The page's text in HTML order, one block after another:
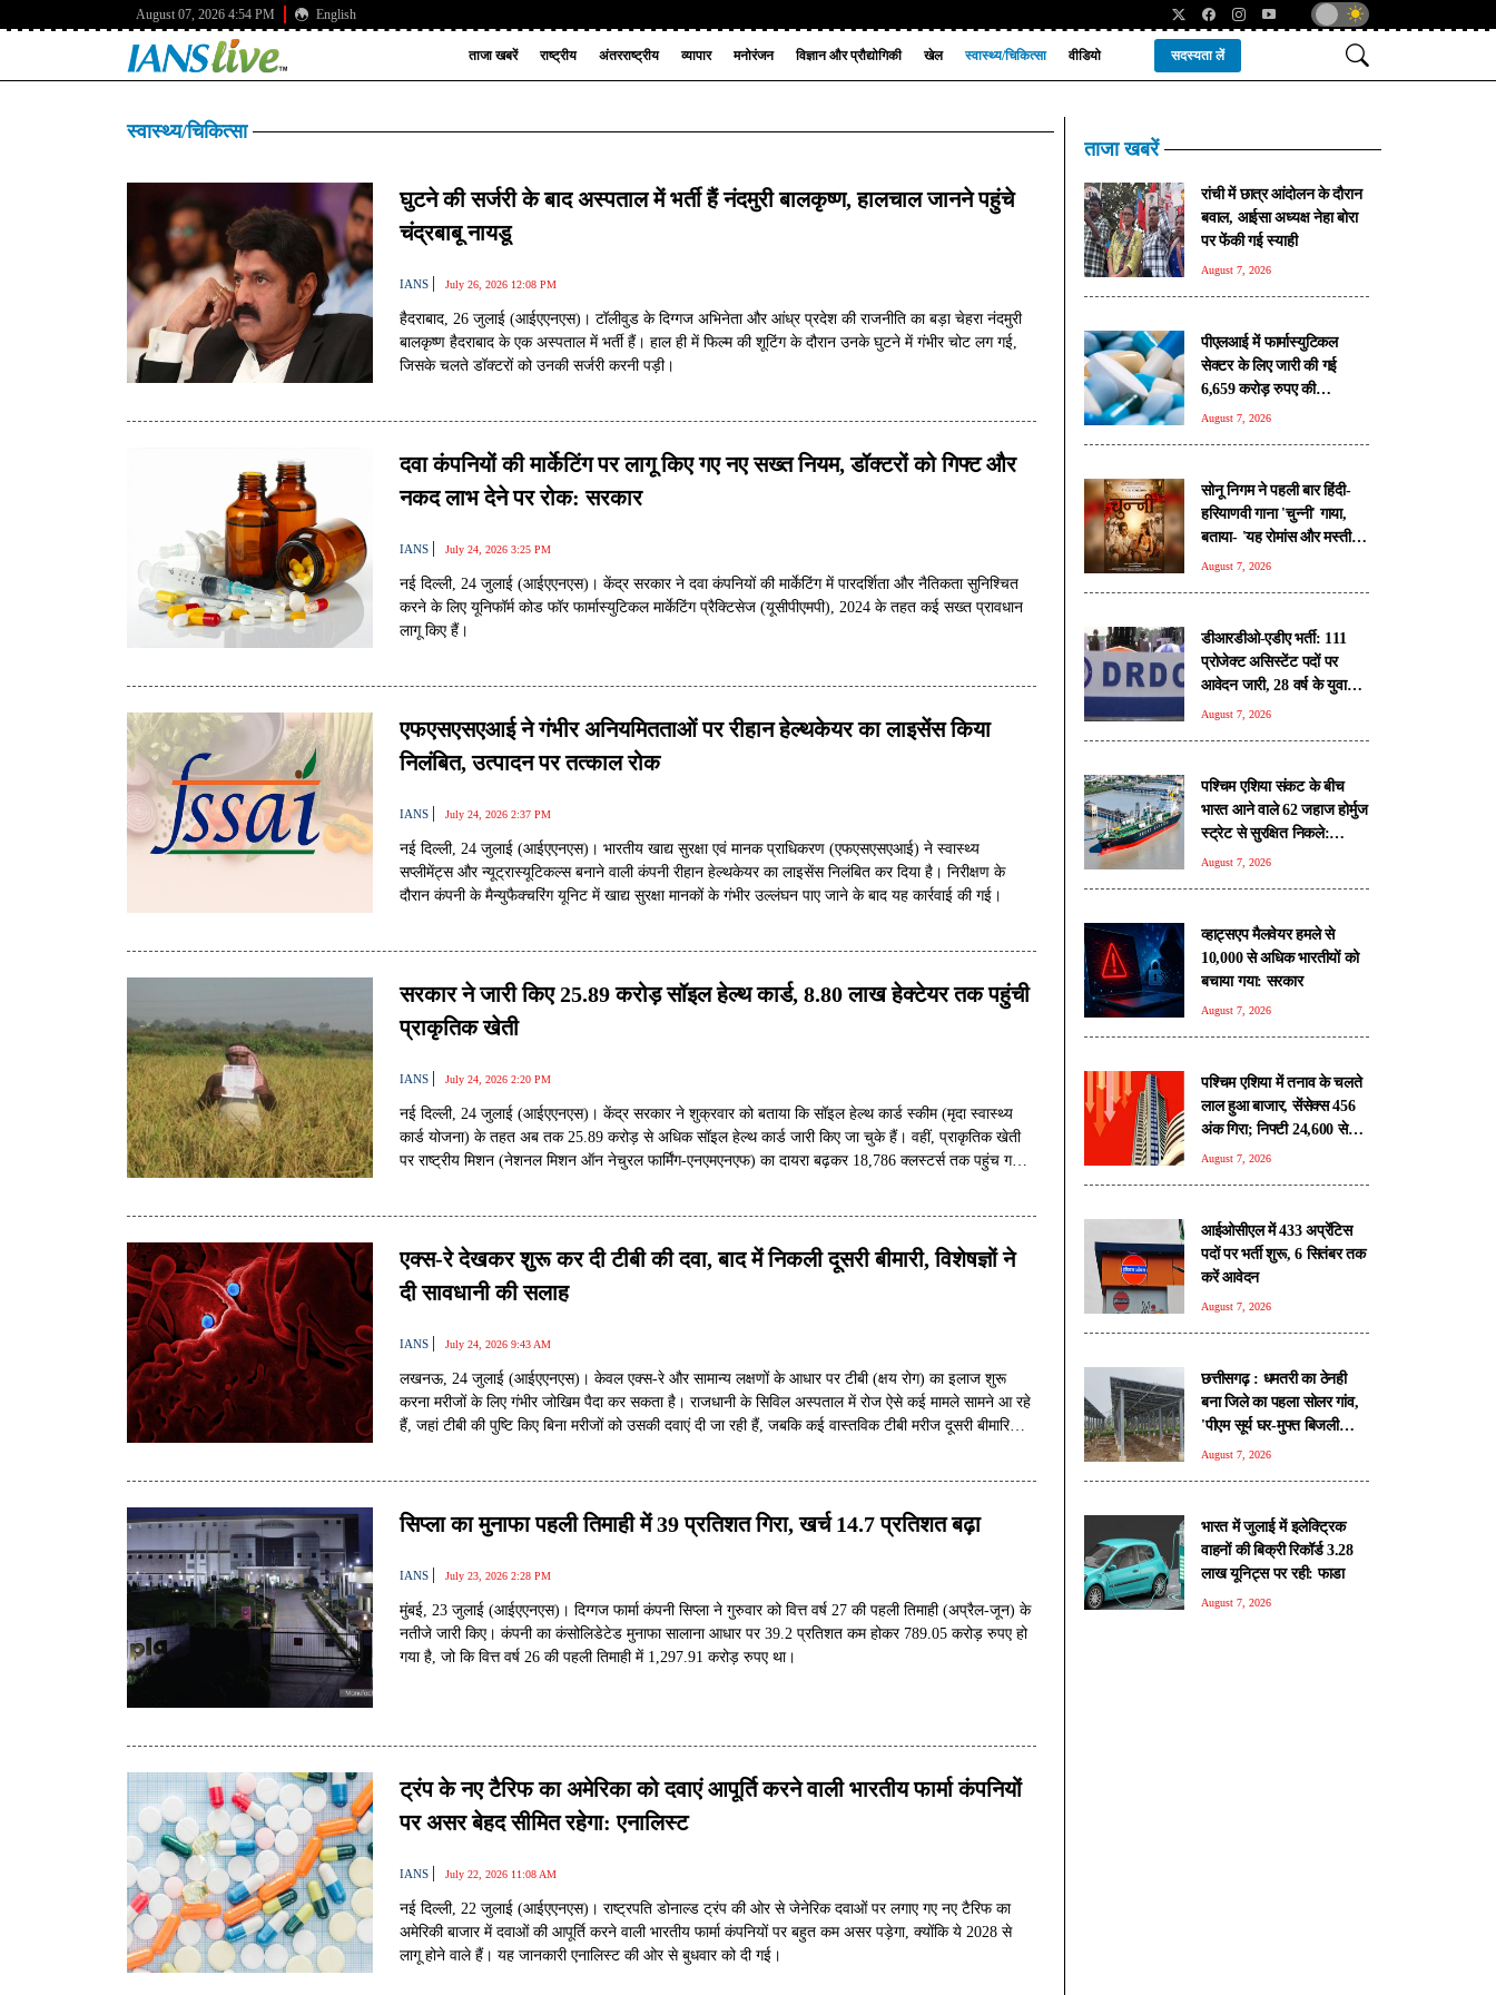
August 07, 2026 4:54 PM English
ताजा खबरें राष्ट्रीय अंतरराष्ट्रीय व्यापार मनोरंजन विज्ञान और प्रौद्योगिकी खेल स्वास्थ्य/चिकित्सा वीडियो सदस्यता लें
स्वास्थ्य/चिकित्सा
घुटने की सर्जरी के बाद अस्पताल में भर्ती हैं नंदमुरी बालकृष्ण, हालचाल जानने पहुंचे
चंद्रबाबू नायडू
IANS | July 26, 2026 12:08 PM
हैदराबाद, 26 जुलाई (आईएएनएस)। टॉलीवुड के दिग्गज अभिनेता और आंध्र प्रदेश की राजनीति का बड़ा चेहरा नंदमुरी
बालकृष्ण हैदराबाद के एक अस्पताल में भर्ती हैं। हाल ही में फिल्म की शूटिंग के दौरान उनके घुटने में गंभीर चोट लग गई,
जिसके चलते डॉक्टरों को उनकी सर्जरी करनी पड़ी।
दवा कंपनियों की मार्केटिंग पर लागू किए गए नए सख्त नियम, डॉक्टरों को गिफ्ट और
नकद लाभ देने पर रोक: सरकार
IANS | July 24, 2026 3:25 PM
नई दिल्ली, 24 जुलाई (आईएएनएस)। केंद्र सरकार ने दवा कंपनियों की मार्केटिंग में पारदर्शिता और नैतिकता सुनिश्चित
करने के लिए यूनिफॉर्म कोड फॉर फार्मास्युटिकल मार्केटिंग प्रैक्टिसेज (यूसीपीएमपी), 2024 के तहत कई सख्त प्रावधान
लागू किए हैं।
एफएसएसएआई ने गंभीर अनियमितताओं पर रीहान हेल्थकेयर का लाइसेंस किया
निलंबित, उत्पादन पर तत्काल रोक
IANS | July 24, 2026 2:37 PM
नई दिल्ली, 24 जुलाई (आईएएनएस)। भारतीय खाद्य सुरक्षा एवं मानक प्राधिकरण (एफएसएसएआई) ने स्वास्थ्य
सप्लीमेंट्स और न्यूट्रास्यूटिकल्स बनाने वाली कंपनी रीहान हेल्थकेयर का लाइसेंस निलंबित कर दिया है। निरीक्षण के
दौरान कंपनी के मैन्युफैक्चरिंग यूनिट में खाद्य सुरक्षा मानकों के गंभीर उल्लंघन पाए जाने के बाद यह कार्रवाई की गई।
सरकार ने जारी किए 25.89 करोड़ सॉइल हेल्थ कार्ड, 8.80 लाख हेक्टेयर तक पहुंची
प्राकृतिक खेती
IANS | July 24, 2026 2:20 PM
नई दिल्ली, 24 जुलाई (आईएएनएस)। केंद्र सरकार ने शुक्रवार को बताया कि सॉइल हेल्थ कार्ड स्कीम (मृदा स्वास्थ्य
कार्ड योजना) के तहत अब तक 25.89 करोड़ से अधिक सॉइल हेल्थ कार्ड जारी किए जा चुके हैं। वहीं, प्राकृतिक खेती
पर राष्ट्रीय मिशन (नेशनल मिशन ऑन नेचुरल फार्मिंग-एनएमएनएफ) का दायरा बढ़कर 18,786 क्लस्टर्स तक पहुंच गया
एक्स-रे देखकर शुरू कर दी टीबी की दवा, बाद में निकली दूसरी बीमारी, विशेषज्ञों ने
दी सावधानी की सलाह
IANS | July 24, 2026 9:43 AM
लखनऊ, 24 जुलाई (आईएएनएस)। केवल एक्स-रे और सामान्य लक्षणों के आधार पर टीबी (क्षय रोग) का इलाज शुरू
करना मरीजों के लिए गंभीर जोखिम पैदा कर सकता है। राजधानी के सिविल अस्पताल में रोज ऐसे कई मामले सामने आ रहे
हैं, जहां टीबी की पुष्टि किए बिना मरीजों को उसकी दवाएं दी जा रही हैं, जबकि कई वास्तविक टीबी मरीज दूसरी बीमारियों
सिप्ला का मुनाफा पहली तिमाही में 39 प्रतिशत गिरा, खर्च 14.7 प्रतिशत बढ़ा
IANS | July 23, 2026 2:28 PM
मुंबई, 23 जुलाई (आईएएनएस)। दिग्गज फार्मा कंपनी सिप्ला ने गुरुवार को वित्त वर्ष 27 की पहली तिमाही (अप्रैल-जून) के
नतीजे जारी किए। कंपनी का कंसोलिडेटेड मुनाफा सालाना आधार पर 39.2 प्रतिशत कम होकर 789.05 करोड़ रुपए हो
गया है, जो कि वित्त वर्ष 26 की पहली तिमाही में 1,297.91 करोड़ रुपए था।
ट्रंप के नए टैरिफ का अमेरिका को दवाएं आपूर्ति करने वाली भारतीय फार्मा कंपनियों
पर असर बेहद सीमित रहेगा: एनालिस्ट
IANS | July 22, 2026 11:08 AM
नई दिल्ली, 22 जुलाई (आईएएनएस)। राष्ट्रपति डोनाल्ड ट्रंप की ओर से जेनेरिक दवाओं पर लगाए गए नए टैरिफ का
अमेरिकी बाजार में दवाओं की आपूर्ति करने वाली भारतीय फार्मा कंपनियों पर बहुत कम असर पड़ेगा, क्योंकि ये 2028 से
लागू होने वाले हैं। यह जानकारी एनालिस्ट की ओर से बुधवार को दी गई।
ताजा खबरें
रांची में छात्र आंदोलन के दौरान
बवाल, आईसा अध्यक्ष नेहा बोरा
पर फेंकी गई स्याही
August 7, 2026
पीएलआई में फार्मास्युटिकल
सेक्टर के लिए जारी की गई
6,659 करोड़ रुपए की
प्रोत्साहन राशि : केंद्र
August 7, 2026
सोनू निगम ने पहली बार हिंदी-
हरियाणवी गाना 'चुन्नी' गाया,
बताया- 'यह रोमांस और मस्ती से
भरपूर है'
August 7, 2026
डीआरडीओ-एडीए भर्ती: 111
प्रोजेक्ट असिस्टेंट पदों पर
आवेदन जारी, 28 वर्ष के युवाओं
के पास मौका
August 7, 2026
पश्चिम एशिया संकट के बीच
भारत आने वाले 62 जहाज होर्मुज
स्ट्रेट से सुरक्षित निकले:
केंद्रीय मंत्री
August 7, 2026
व्हाट्सएप मैलवेयर हमले से
10,000 से अधिक भारतीयों को
बचाया गया: सरकार
August 7, 2026
पश्चिम एशिया में तनाव के चलते
लाल हुआ बाजार, सेंसेक्स 456
अंक गिरा; निफ्टी 24,600 से
नीचे फिसला
August 7, 2026
आईओसीएल में 433 अप्रेंटिस
पदों पर भर्ती शुरू, 6 सितंबर तक
करें आवेदन
August 7, 2026
छत्तीसगढ़ : धमतरी का ठेनही
बना जिले का पहला सोलर गांव,
'पीएम सूर्य घर-मुफ्त बिजली
योजना' का मिल रहा लाभ
August 7, 2026
भारत में जुलाई में इलेक्ट्रिक
वाहनों की बिक्री रिकॉर्ड 3.28
लाख यूनिट्स पर रही: फाडा
August 7, 2026